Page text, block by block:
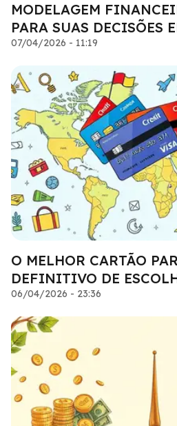
MODELAGEM
PARA SUAS DECISÕES
07/04/2026 - 11:19
O MELHOR CARTÃO
DEFINITIVO DE
06/04/2026 - 23:36